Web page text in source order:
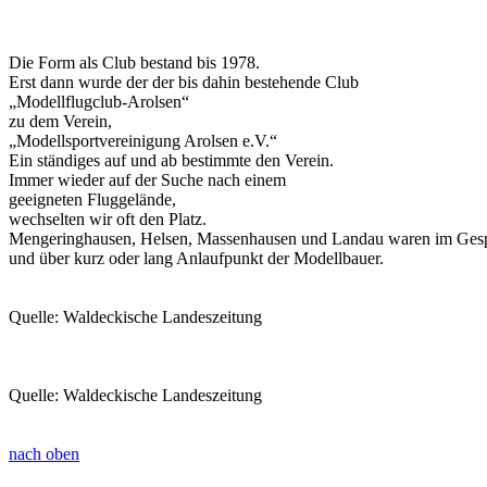
Die Form als Club bestand bis 1978.
Erst dann wurde der der bis dahin bestehende Club
„Modellflugclub-Arolsen“
zu dem Verein,
„Modellsportvereinigung Arolsen e.V.“
Ein ständiges auf und ab bestimmte den Verein.
Immer wieder auf der Suche nach einem
geeigneten Fluggelände,
wechselten wir oft den Platz.
Mengeringhausen, Helsen, Massenhausen und Landau waren im
und über kurz oder lang Anlaufpunkt der Modellbauer.
Quelle: Waldeckische Landeszeitung
Quelle: Waldeckische Landeszeitung
nach oben